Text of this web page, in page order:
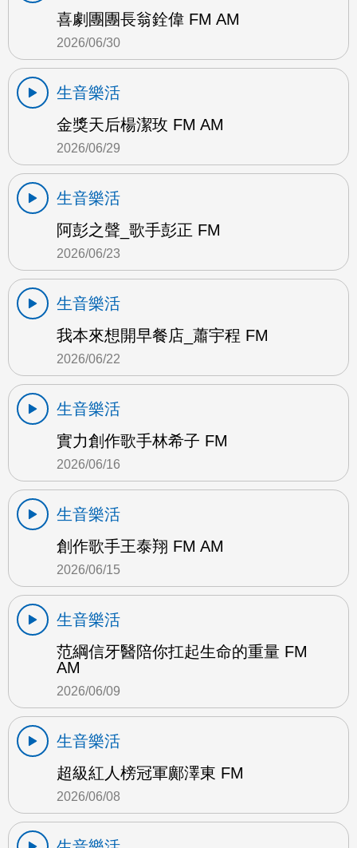
喜劇團團長翁銓偉 FM AM
2026/06/30
生音樂活
金獎天后楊潔玫 FM AM
2026/06/29
生音樂活
阿彭之聲_歌手彭正 FM
2026/06/23
生音樂活
我本來想開早餐店_蕭宇程 FM
2026/06/22
生音樂活
實力創作歌手林希子 FM
2026/06/16
生音樂活
創作歌手王泰翔 FM AM
2026/06/15
生音樂活
范綱信牙醫陪你扛起生命的重量 FM
AM
2026/06/09
生音樂活
超級紅人榜冠軍鄺澤東 FM
2026/06/08